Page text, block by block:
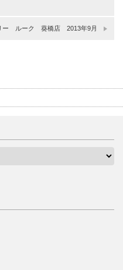
ー ルーク 葵橋店 2013年9月